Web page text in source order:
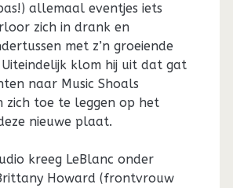
allemaal eventjes iets
zich in drank en
met z’n groeiende
klom hij uit dat gat
naar Music Shoals
zich toe te leggen op het
nieuwe plaat.
kreeg LeBlanc onder
Howard (frontvrouw